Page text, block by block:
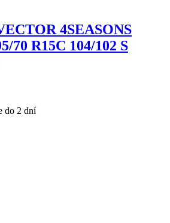
4SEASONS
70 R15C 104/102 S
do 2 dní